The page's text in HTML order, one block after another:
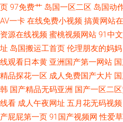
页 97免费艹 岛国一区二区 岛国动
AV一卡 在线免费小视频 搞黄网站
资源在线视频 蜜桃视频网站 91中文
址 岛国搬运工首页 伦理朋友的妈妈
线观看日本黄 亚洲国产第一网站
精品探花一区 成人免费国产大片
韩 国产精品无码亚洲 国产一区二
线看 成人午夜网址 五月花无码视频
产屁屁第一页 91国产视频网 性爱